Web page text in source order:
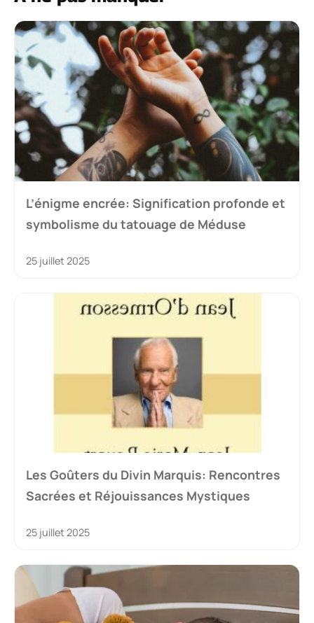
L’énigme encrée: Signification profonde et
symbolisme du tatouage de Méduse
25 juillet 2025
Les Goûters du Divin Marquis: Rencontres
Sacrées et Réjouissances Mystiques
25 juillet 2025